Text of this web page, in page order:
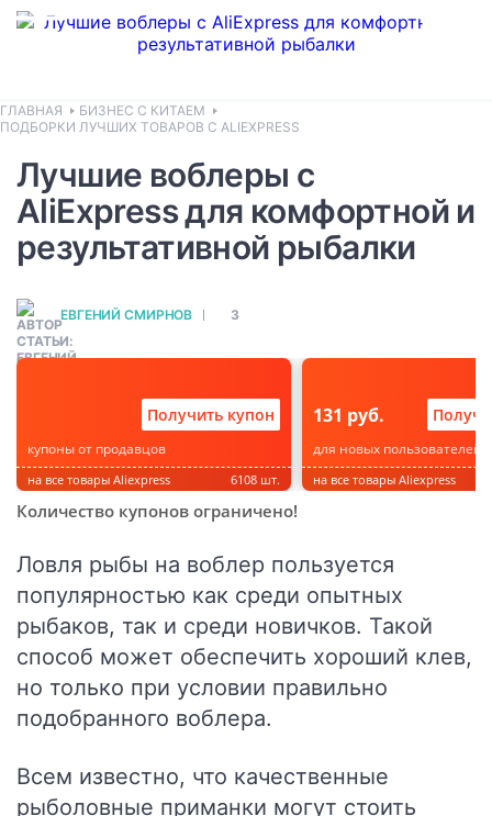
ГЛАВНАЯ
БИЗНЕС С КИТАЕМ
ПОДБОРКИ ЛУЧШИХ ТОВАРОВ С ALIEXPRESS
Лучшие воблеры с
AliExpress для комфортной и
результативной рыбалки
ЕВГЕНИЙ СМИРНОВ 3
Получить купон
купоны от продавцов
на все товары Aliexpress 6108 шт.
131 руб.
для новых пользователей
на все товары Aliexpress
Количество купонов ограничено!
Ловля рыбы на воблер пользуется
популярностью как среди опытных
рыбаков, так и среди новичков. Такой
способ может обеспечить хороший клев,
но только при условии правильно
подобранного воблера.
Всем известно, что качественные
рыболовные приманки могут стоить